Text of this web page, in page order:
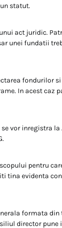
statut.
act juridic.
unei fundatii
fondurilor
In acest caz
vor inregistra la
pentru
tina evidenta
formata
director pune